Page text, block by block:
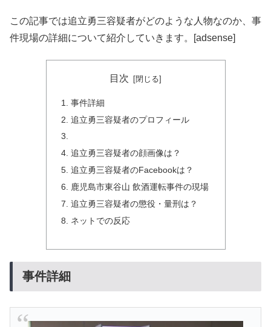
この記事では追立勇三容疑者がどのような人物なのか、事
件現場の詳細について紹介していきます。[adsense]
目次
事件詳細
追立勇三容疑者のプロフィール
追立勇三容疑者の顔画像は？
追立勇三容疑者のFacebookは？
鹿児島市東谷山 飲酒運転事件の現場
追立勇三容疑者の懲役・量刑は？
ネットでの反応
事件詳細